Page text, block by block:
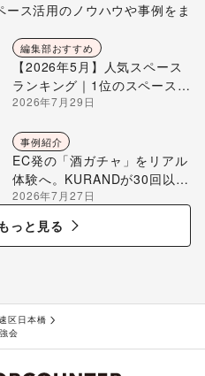
ス活用のノウハウや事例をま
編集部おすすめ
【2026年5月】人気スペース
ランキング｜1位のスペースを
編集部が解説
2026年7月29日
事例紹介
EC発の「酒ガチャ」をリアル
体験へ。KURANDが30回以上
のポップアップ出店で届け
る“新しいお酒との出会い”
2026年7月27日
っと見る
区日本橋
会